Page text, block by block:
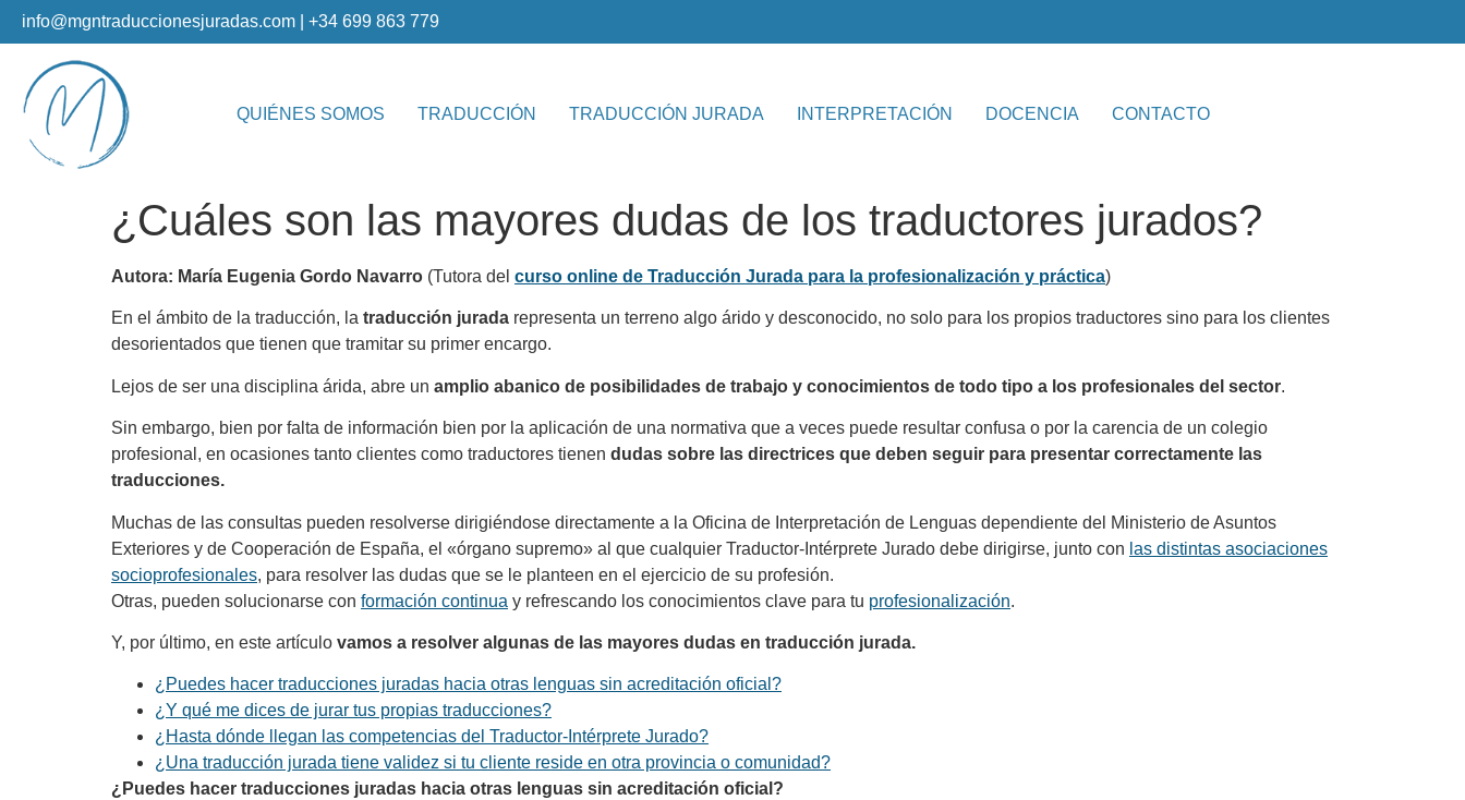
info@mgntraduccionesjuradas.com | +34 699 863 779
QUIÉNES SOMOS TRADUCCIÓN TRADUCCIÓN JURADA INTERPRETACIÓN DOCENCIA CONTACTO
¿Cuáles son las mayores dudas de los traductores jurados?
Autora: María Eugenia Gordo Navarro (Tutora del curso online de Traducción Jurada para la profesionalización y práctica)
En el ámbito de la traducción, la traducción jurada representa un terreno algo árido y desconocido, no solo para los propios traductores sino para los clientes
desorientados que tienen que tramitar su primer encargo.
Lejos de ser una disciplina árida, abre un amplio abanico de posibilidades de trabajo y conocimientos de todo tipo a los profesionales del sector.
Sin embargo, bien por falta de información bien por la aplicación de una normativa que a veces puede resultar confusa o por la carencia de un colegio
profesional, en ocasiones tanto clientes como traductores tienen dudas sobre las directrices que deben seguir para presentar correctamente las
traducciones.
Muchas de las consultas pueden resolverse dirigiéndose directamente a la Oficina de Interpretación de Lenguas dependiente del Ministerio de Asuntos
Exteriores y de Cooperación de España, el «órgano supremo» al que cualquier Traductor-Intérprete Jurado debe dirigirse, junto con las distintas asociaciones
socioprofesionales, para resolver las dudas que se le planteen en el ejercicio de su profesión.
Otras, pueden solucionarse con formación continua y refrescando los conocimientos clave para tu profesionalización.
Y, por último, en este artículo vamos a resolver algunas de las mayores dudas en traducción jurada.
¿Puedes hacer traducciones juradas hacia otras lenguas sin acreditación oficial?
¿Y qué me dices de jurar tus propias traducciones?
¿Hasta dónde llegan las competencias del Traductor-Intérprete Jurado?
¿Una traducción jurada tiene validez si tu cliente reside en otra provincia o comunidad?
¿Puedes hacer traducciones juradas hacia otras lenguas sin acreditación oficial?